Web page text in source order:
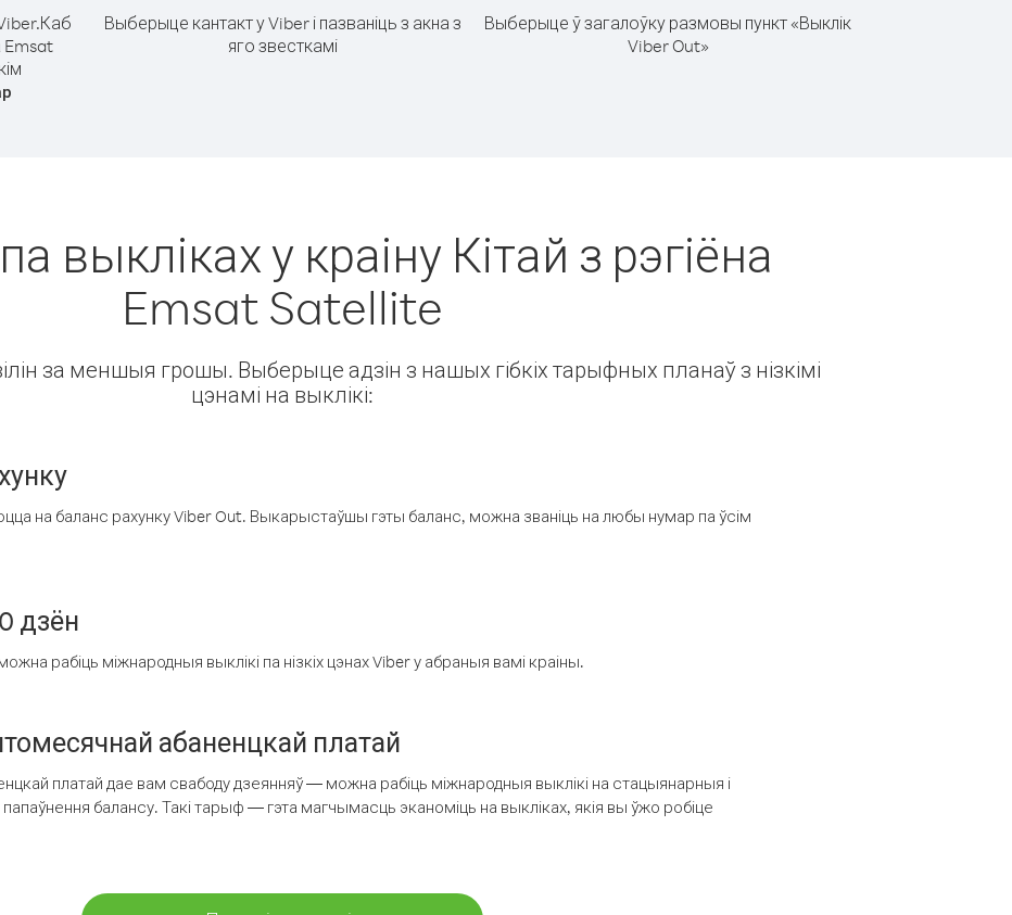
Каб
Emsat
Выберыце кантакт у Viber і пазваніць з акна з
яго звесткамі
Выберыце ў загалоўку размовы пункт «Выклік
Viber Out»
выкліках у краіну Кітай з рэгіёна
Emsat Satellite
за меншыя грошы. Выберыце адзін з нашых гібкіх тарыфных планаў з нізкімі
цэнамі на выклікі:
на баланс рахунку Viber Out. Выкарыстаўшы гэты баланс, можна званіць на любы нумар па ўсім
дзён
рабіць міжнародныя выклікі па нізкіх цэнах Viber у абраныя вамі краіны.
абаненцкай платай
платай дае вам свабоду дзеянняў — можна рабіць міжнародныя выклікі на стацыянарныя і
балансу. Такі тарыф — гэта магчымасць эканоміць на выкліках, якія вы ўжо робіце